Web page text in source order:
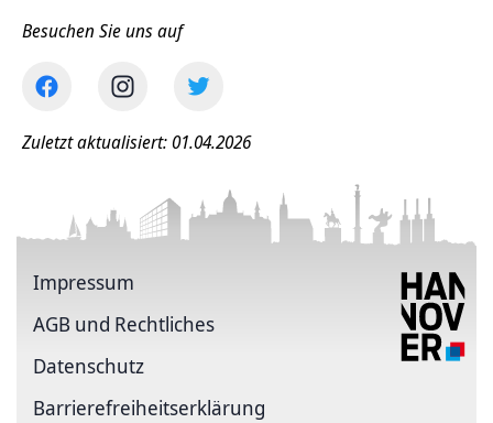
Besuchen Sie uns auf
Zuletzt aktualisiert: 01.04.2026
Impressum
AGB und Rechtliches
Datenschutz
Barriere­freiheits­erklärung